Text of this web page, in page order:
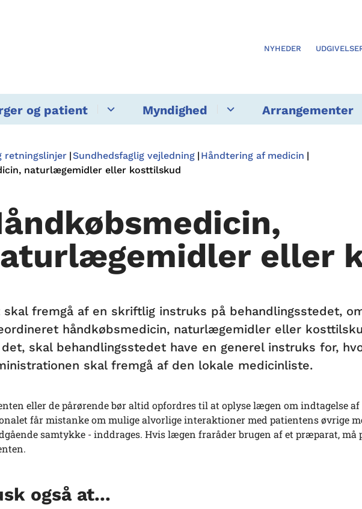
NYHEDER
og patient Myndighed Arrangementer
retningslinjer Sundhedsfaglig vejledning Håndtering af medicin
naturlægemidler eller kosttilskud
eller
skal fremgå af en skriftlig instruks på behandlingsstedet,
håndkøbsmedicin, naturlægemidler eller
skal behandlingsstedet have en generel instruks for,
skal fremgå af den lokale medicinliste.
eller de pårørende bør altid opfordres til at oplyse lægen om indtagelse
får mistanke om mulige alvorlige interaktioner med patientens øvrige
samtykke - inddrages. Hvis lægen fraråder brugen af et præparat,
også at...